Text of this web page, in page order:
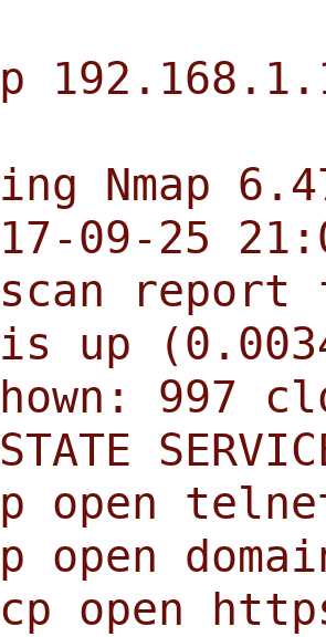
Nmap
09-25
scan
up
997
open
open
open